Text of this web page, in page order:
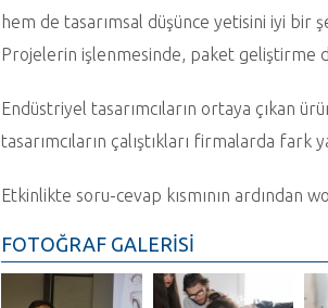
hem de tasarımsal düşünce yetisini iyi bir
Projelerin işlenmesinde, paket geliştirme
Endüstriyel tasarımcıların ortaya çıkan
tasarımcıların çalıştıkları firmalarda
Etkinlikte soru-cevap kısmının ardından
FOTOĞRAF GALERİSİ